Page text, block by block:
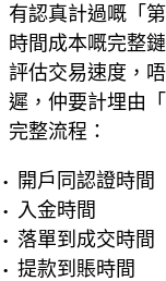
有認真計過嘅「
時間成本嘅完整
評估交易速度，
遲，仲要計埋由
完整流程：
開戶同認證時間
入金時間
落單到成交時間
提款到賬時間